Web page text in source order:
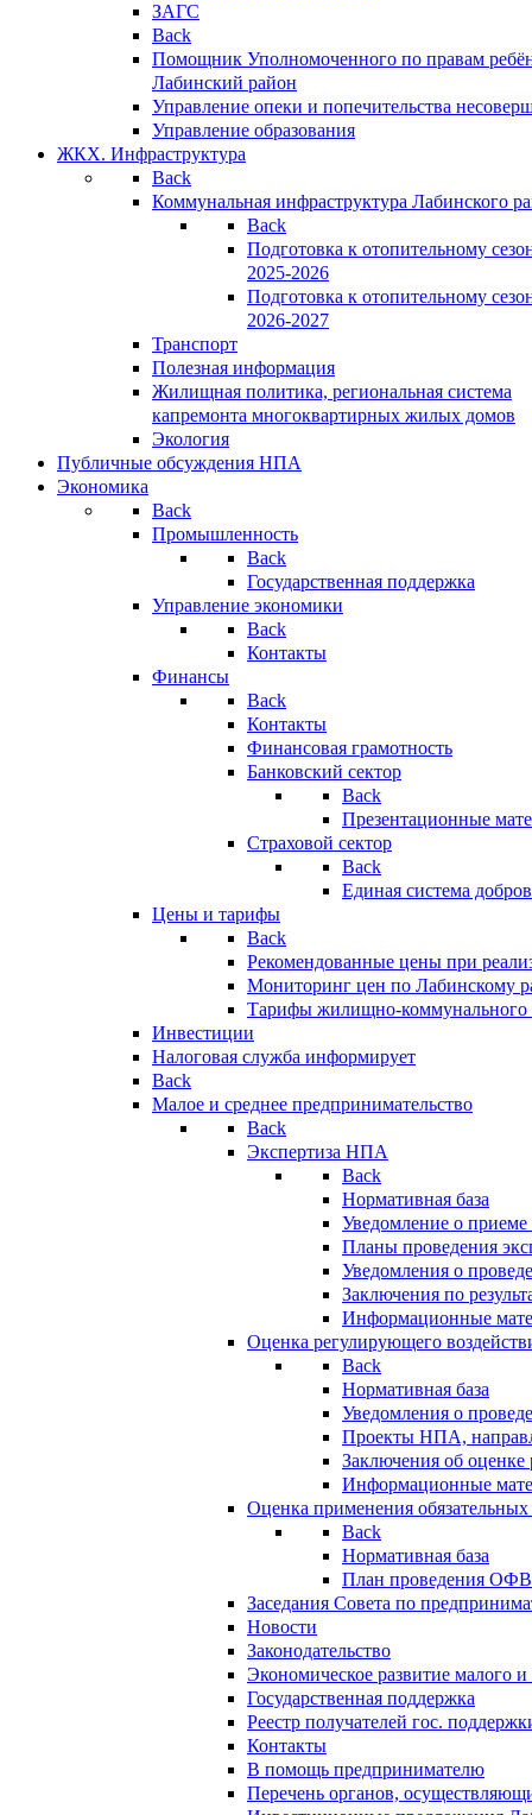
ЗАГС
Back
Помощник Уполномоченного по правам
Лабинский район
Управление опеки и попечительства
Управление образования
ЖКХ. Инфраструктура
Back
Коммунальная инфраструктура Лабинского
Back
Подготовка к отопительному
2025-2026
Подготовка к отопительному
2026-2027
Транспорт
Полезная информация
Жилищная политика, региональная система
капремонта многоквартирных жилых домов
Экология
Публичные обсуждения НПА
Экономика
Back
Промышленность
Back
Государственная поддержка
Управление экономики
Back
Контакты
Финансы
Back
Контакты
Финансовая грамотность
Банковский сектор
Back
Презентационные
Страховой сектор
Back
Единая система
Цены и тарифы
Back
Рекомендованные цены при
Мониторинг цен по Лабинскому
Тарифы жилищно-коммунального
Инвестиции
Налоговая служба информирует
Back
Малое и среднее предпринимательство
Back
Экспертиза НПА
Back
Нормативная база
Уведомление о
Планы проведения
Уведомления о
Заключения по
Информационные
Оценка регулирующего
Back
Нормативная база
Уведомления о
Проекты НПА,
Заключения об
Информационные
Оценка применения
Back
Нормативная база
План проведения
Заседания Совета по
Новости
Законодательство
Экономическое развитие малого и
Государственная поддержка
Реестр получателей гос.
Контакты
В помощь предпринимателю
Перечень органов,